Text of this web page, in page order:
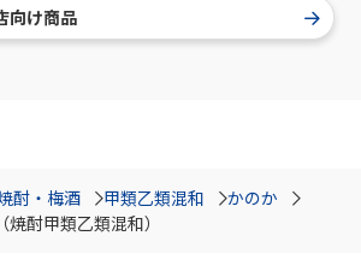
酎・梅酒 甲類乙類混和
かのか
酎甲類乙類混和）
向け商品